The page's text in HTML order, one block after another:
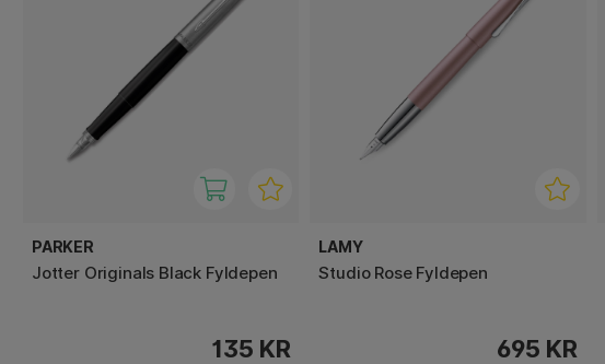
PARKER
Jotter Originals Black Fyldepen
135 KR
LAMY
Studio Rose Fyldepen
695 KR